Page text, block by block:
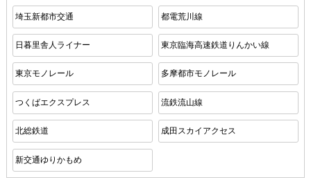
埼玉新都市交通 都電荒川線
日暮里舎人ライナー 東京臨海高速鉄道りんかい線
東京モノレール 多摩都市モノレール
つくばエクスプレス 流鉄流山線
北総鉄道 成田スカイアクセス
新交通ゆりかもめ